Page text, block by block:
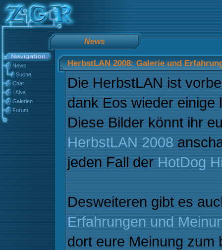
News
News
Suche
Chat
LANs
Galerien
Forum
HerbstLAN 2008: Galerie und
Die HerbstLAN ist
dank Eos wieder einige
Diese Bilder könnt ihr
HerbstLAN 2008
jeden Fall der HotDog
Desweiteren gibt es
Erfahrungen und
dort eure Meinung zum